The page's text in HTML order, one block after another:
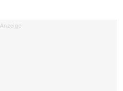
Anzeige